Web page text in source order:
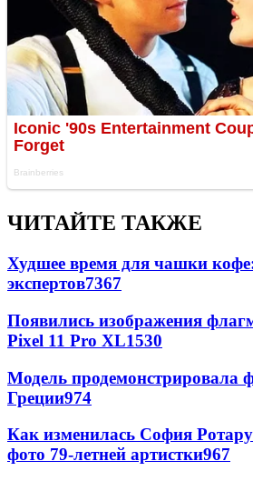
ЧИТАЙТЕ ТАКЖЕ
Худшее время для чашки
экспертов7367
Появились изображения
Pixel 11 Pro XL1530
Модель продемонстрировала
Греции974
Как изменилась София
фото 79-летней артистки967